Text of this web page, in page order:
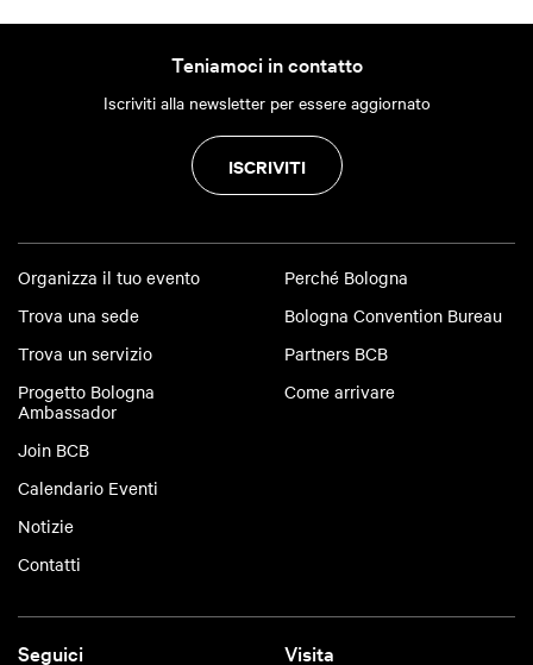
Teniamoci in contatto
Iscriviti alla newsletter per essere aggiornato
ISCRIVITI
Organizza il tuo evento
Trova una sede
Trova un servizio
Progetto Bologna
Ambassador
Join BCB
Calendario Eventi
Notizie
Contatti
Perché Bologna
Bologna Convention Bureau
Partners BCB
Come arrivare
Seguici Visita